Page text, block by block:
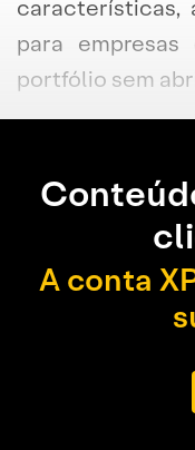
características,
para
portfólio sem
A conta